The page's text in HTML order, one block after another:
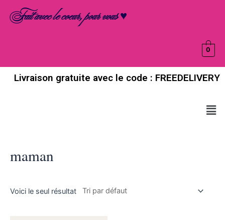
Fait avec le coeur, pour vous ♥
0
Livraison gratuite avec le code : FREEDELIVERY
maman
Voici le seul résultat